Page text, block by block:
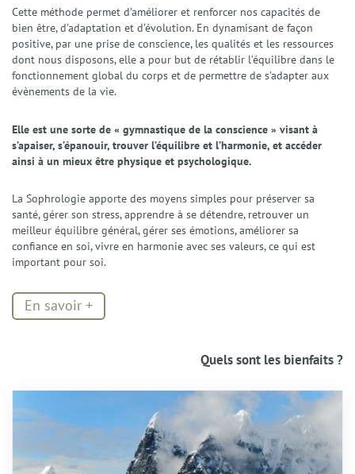
Cette méthode permet d’améliorer et renforcer nos capacités de
bien être, d’adaptation et d’évolution. En dynamisant de façon
positive, par une prise de conscience, les qualités et les ressources
dont nous disposons, elle a pour but de rétablir l’équilibre dans le
fonctionnement global du corps et de permettre de s’adapter aux
évènements de la vie.
Elle est une sorte de « gymnastique de la conscience » visant à
s’apaiser, s’épanouir, trouver l’équilibre et l’harmonie, et accéder
ainsi à un mieux être physique et psychologique.
La Sophrologie apporte des moyens simples pour préserver sa
santé, gérer son stress, apprendre à se détendre, retrouver un
meilleur équilibre général, gérer ses émotions, améliorer sa
confiance en soi, vivre en harmonie avec ses valeurs, ce qui est
important pour soi.
En savoir +
Quels sont les bienfaits ?